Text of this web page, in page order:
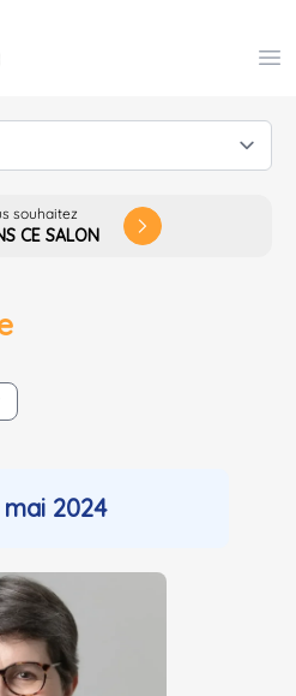
de Salons, Evénements et
souhaitez
CE SALON arrow_forward_ios
mai 2024